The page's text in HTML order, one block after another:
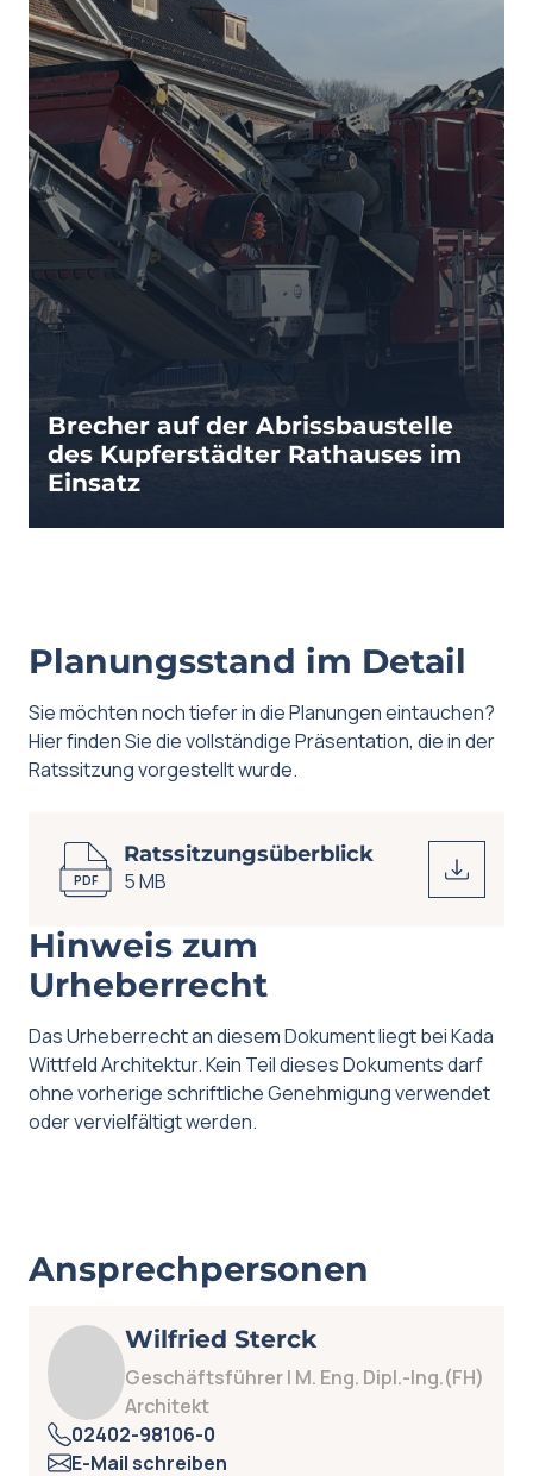
Brecher auf der Abrissbaustelle
des Kupferstädter Rathauses im
Einsatz
Planungsstand im Detail
Sie möchten noch tiefer in die Planungen eintauchen?
Hier finden Sie die vollständige Präsentation, die in der
Ratssitzung vorgestellt wurde.
PDF
Ratssitzungsüberblick
5 MB
Hinweis zum
Urheberrecht
Das Urheberrecht an diesem Dokument liegt bei Kada
Wittfeld Architektur. Kein Teil dieses Dokuments darf
ohne vorherige schriftliche Genehmigung verwendet
oder vervielfältigt werden.
Ansprechpersonen
Wilfried Sterck
Geschäftsführer | M. Eng. Dipl.-Ing.(FH)
Architekt
02402-98106-0
E-Mail schreiben